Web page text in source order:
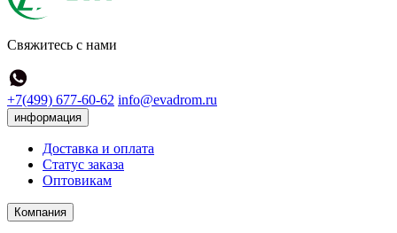
Свяжитесь с нами
+7(499) 677-60-62 info@evadrom.ru
информация
Доставка и оплата
Статус заказа
Оптовикам
Компания